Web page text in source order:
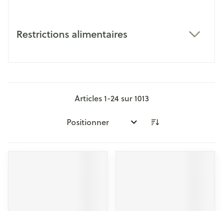
Restrictions alimentaires
Articles1-24sur1013
Trier par: